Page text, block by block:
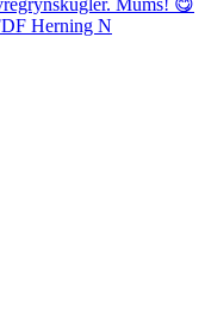
Herning N